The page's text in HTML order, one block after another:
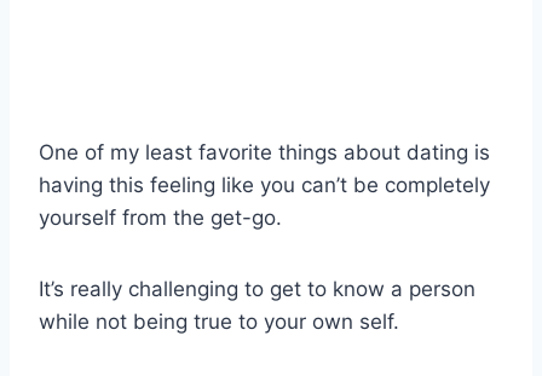
One of my least favorite things about dating is
having this feeling like you can’t be completely
yourself from the get-go.
It’s really challenging to get to know a person
while not being true to your own self.